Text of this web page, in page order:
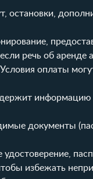
речь об аренде
оплаты
документы
избежать